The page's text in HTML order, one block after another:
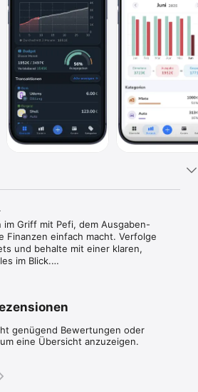
im Griff mit Pefi, dem Ausgaben-
Finanzen einfach macht. Verfolge
und behalte mit einer klaren,
im Blick.
zu erfassen und dein
Transaktionen in Sekunden hinzu.
genügend Bewertungen oder
eine Übersicht anzuzeigen.